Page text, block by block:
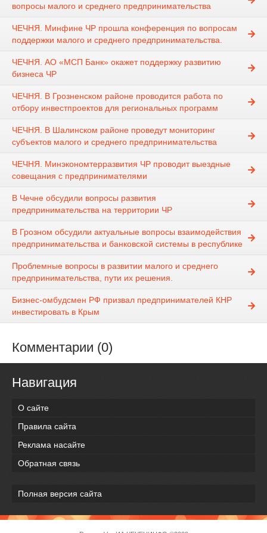
вопросы малого и среднего предпринимательства
ЧЕЧНЯ. Минфине ЧР прошла конференция по вопросам
поддержки малого и среднего предпринимательства.
ЧЕЧНЯ. АО «МСП Банк» окажет поддержку развитию
бизнеса ЧР
ЧЕЧНЯ. В Грозненском районе проводится работа по
отбору инвестпроектов для региональных программ
ЧЕЧНЯ. В Шалинском районе проведут мониторинг
субъектов малого и среднего предпринимательства
ЧЕЧНЯ. Минэкономтерразвития ЧР проводит выездные
совещания с предпринимателями
В Чечне обсудили вопросы развития
предпринимательства на территории ЧР
В Грозном обсудили актуальные вопросы взаимодействия
предпринимательства и банковской системы в республике
Проблемные вопросы в развитии малого и среднего
предпринимательства, пути их решения.
Бизнес-омбудсмен РФ призвал предпринимателей КНР
инвестировать в Крым
Комментарии (0)
Навигация
О сайте
Правила сайта
Реклама насайте
Обратная связь
Полная версия сайта